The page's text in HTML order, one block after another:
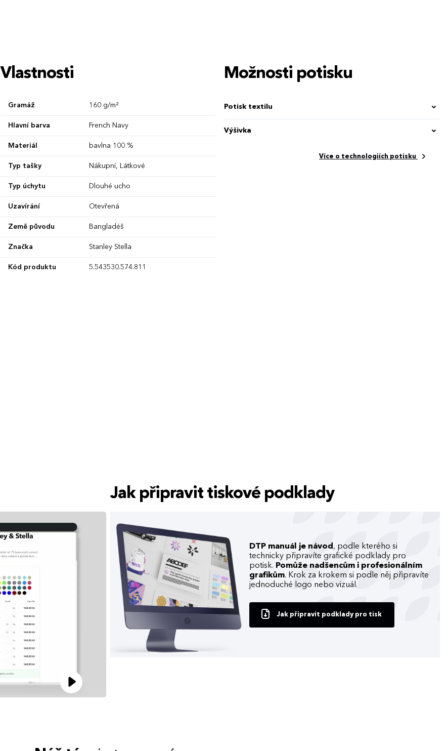
Vlastnosti
Gramáž 160 g/m²
Hlavní barva French Navy
Materiál bavlna 100 %
Typ tašky Nákupní, Látkové
Typ úchytu Dlouhé ucho
Uzavírání Otevřená
Země původu Bangladéš
Značka Stanley Stella
Kód produktu 5.543530.574.811
Možnosti potisku
Potisk textilu
Výšivka
Více o technologiích potisku
Jak připravit tiskové podklady
DTP manuál je návod , podle kterého si
technicky připravíte grafické podklady pro
potisk. Pomůže nadšencům i profesionálním
grafikům. Krok za krokem si podle něj připravíte
jednoduché logo nebo vizuál.
Jak připravit podklady pro tisk